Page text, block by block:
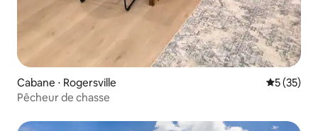
Cabane ⋅ Rogersville
5 (35)
Pêcheur de chasse